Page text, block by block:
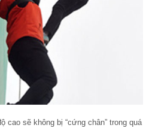
sẽ không bị “cứng chân” trong quá